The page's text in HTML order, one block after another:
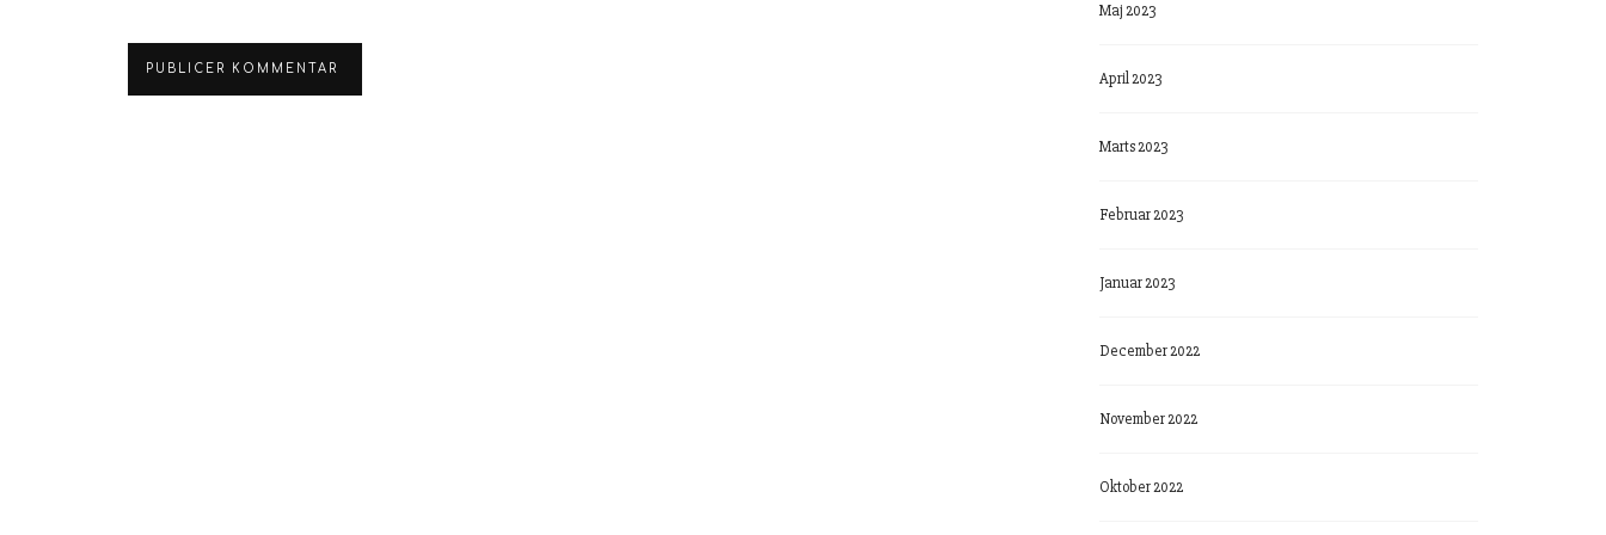
Maj 2023
April 2023
Marts 2023
Februar 2023
Januar 2023
December 2022
November 2022
Oktober 2022